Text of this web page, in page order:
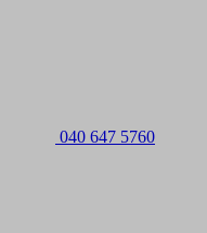
040 647 5760